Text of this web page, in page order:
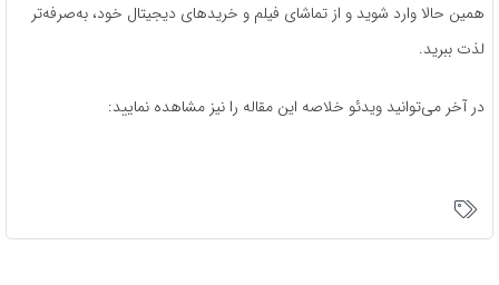
همین حالا وارد شوید و از تماشای فیلم و خریدهای دیجیتال خود، به‌صرفه‌تر
لذت ببرید.
در آخر می‌توانید ویدئو خلاصه این مقاله را نیز مشاهده نمایید: